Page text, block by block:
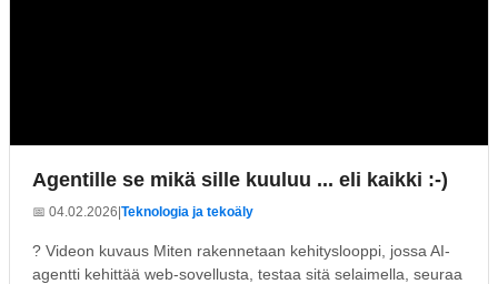
Agentille se mikä sille kuuluu ... eli kaikki :-)
📅 04.02.2026|Teknologia ja tekoäly
? Videon kuvaus Miten rakennetaan kehityslooppi, jossa AI-
agentti kehittää web-sovellusta, testaa sitä selaimella, seuraa